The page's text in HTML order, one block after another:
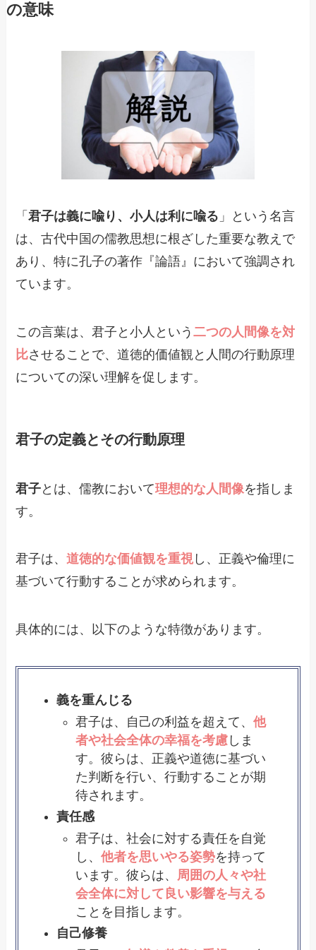
の意味
「君子は義に喩り、小人は利に喩る 」という名言
は、古代中国の儒教思想に根ざした重要な教えで
あり、特に孔子の著作『論語』において強調され
ています。
この言葉は、君子と小人という二つの人間像を対
比させることで、道徳的価値観と人間の行動原理
についての深い理解を促します。
君子の定義とその行動原理
君子とは、儒教において理想的な人間像を指しま
す。
君子は、道徳的な価値観を重視 し、正義や倫理に
基づいて行動することが求められます。
具体的には、以下のような特徴があります。
義を重んじる
君子は、自己の利益を超えて、他
者や社会全体の幸福を考慮 しま
す。彼らは、正義や道徳に基づい
た判断を行い、行動することが期
待されます。
責任感
君子は、社会に対する責任を自覚
し、他者を思いやる姿勢を持って
います。彼らは、 周囲の人々や社
会全体に対して良い影響を与える
ことを目指します。
自己修養